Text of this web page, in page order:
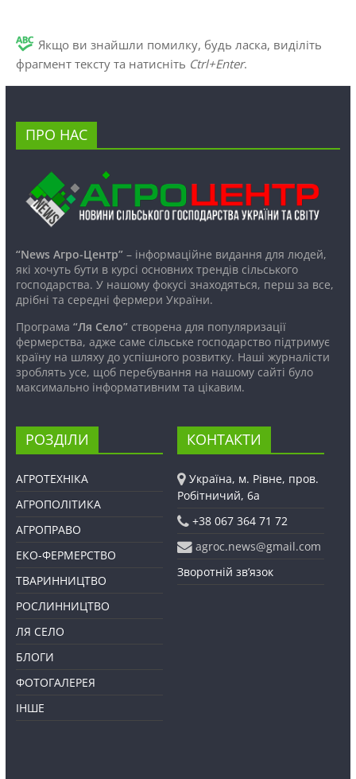
Якщо ви знайшли помилку, будь ласка, виділіть
фрагмент тексту та натисніть Ctrl+Enter.
ПРО НАС
“News Агро-Центр”– інформаційне видання для людей,
які хочуть бути в курсі основних трендів сільського
господарства. У нашому фокусі знаходяться, перш за все,
дрібні та середні фермери України.
Програма “Ля Село”створена для популяризації
фермерства, адже саме сільське господарство підтримує
країну на шляху до успішного розвитку. Наші журналісти
зроблять усе, щоб перебування на нашому сайті було
максимально інформативним та цікавим.
РОЗДІЛИ
АГРОТЕХНІКА
АГРОПОЛІТИКА
АГРОПРАВО
ЕКО-ФЕРМЕРСТВО
ТВАРИННИЦТВО
РОСЛИННИЦТВО
ЛЯ СЕЛО
БЛОГИ
ФОТОГАЛЕРЕЯ
ІНШЕ
КОНТАКТИ
Україна, м. Рівне, пров.
Робітничий, 6а
+38 067 364 71 72
agroc.news@gmail.com
Зворотній зв’язок